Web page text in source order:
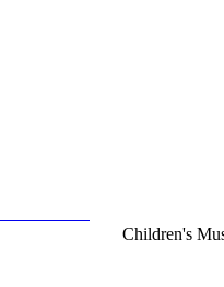
Children's